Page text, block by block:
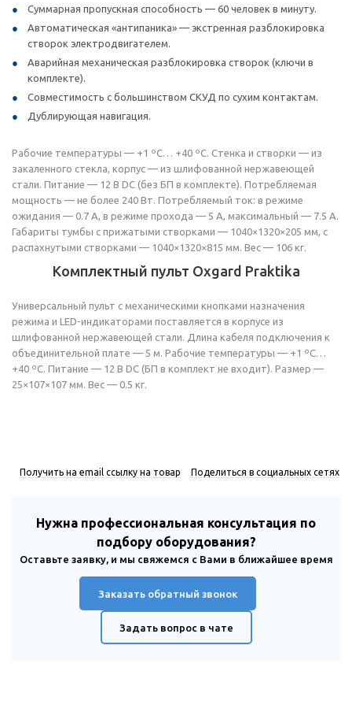
Суммарная пропускная способность — 60 человек в минуту.
Автоматическая «антипаника» — экстренная разблокировка
створок электродвигателем.
Аварийная механическая разблокировка створок (ключи в
комплекте).
Совместимость с большинством СКУД по сухим контактам.
Дублирующая навигация.
Рабочие температуры — +1 ºС… +40 ºС. Стенка и створки — из
закаленного стекла, корпус — из шлифованной нержавеющей
стали. Питание — 12 В DC (без БП в комплекте). Потребляемая
мощность — не более 240 Вт. Потребляемый ток: в режиме
ожидания — 0.7 А, в режиме прохода — 5 А, максимальный — 7.5 А.
Габариты тумбы с прижатыми створками — 1040×1320×205 мм, с
распахнутыми створками — 1040×1320×815 мм. Вес — 106 кг.
Комплектный пульт Oxgard Praktika
Универсальный пульт с механическими кнопками назначения
режима и LED-индикаторами поставляется в корпусе из
шлифованной нержавеющей стали. Длина кабеля подключения к
объединительной плате — 5 м. Рабочие температуры — +1 ºС…
+40 ºС. Питание — 12 В DC (БП в комплект не входит). Размер —
25×107×107 мм. Вес — 0.5 кг.
Получить на email ссылку на товар Поделиться в социальных сетях
Нужна профессиональная консультация по
подбору оборудования?
Оставьте заявку, и мы свяжемся с Вами в ближайшее время
Заказать обратный звонок
Задать вопрос в чате